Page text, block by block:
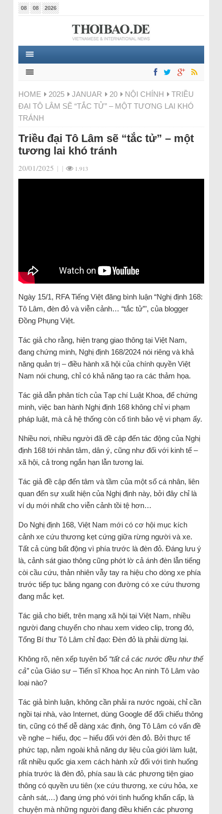
08 08 2026
HOME 2025 JANUAR 20 NỘI CHÍNH
TRIỀU
ĐẠI TÔ LÂM SẼ “TẮC TỬ” – MỘT TƯƠNG LAI KHÓ
TRÁNH
Triều đại Tô Lâm sẽ “tắc tử” – một
tương lai khó tránh
20/01/2025 | | 1.913
Ngày 15/1, RFA Tiếng Việt đăng bình luận “Nghị định 168:
Tô Lâm, đèn đỏ và viễn cảnh… “tắc tử”’, của blogger
Đồng Phụng Việt.
Tác giả cho rằng, hiện trạng giao thông tại Việt Nam,
đang chứng minh, Nghị định 168/2024 nói riêng và khả
năng quản trị – điều hành xã hội của chính quyền Việt
Nam nói chung, chỉ có khả năng tạo ra các thảm họa.
Tác giả dẫn phân tích của Tạp chí Luật Khoa, để chứng
minh, việc ban hành Nghị định 168 không chỉ vi phạm
pháp luật, mà cả hệ thống còn cố tình bảo vệ vi phạm ấy.
Nhiều nơi, nhiều người đã đề cập đến tác động của Nghị
định 168 tới nhân tâm, dân ý, cũng như đối với kinh tế –
xã hội, cả trong ngắn hạn lẫn tương lai.
Tác giả đề cập đến tâm và tầm của một số cá nhân, liên
quan đến sự xuất hiện của Nghị định này, bởi đây chỉ là
ví dụ mới nhất cho viễn cảnh tồi tệ hơn…
Do Nghị định 168, Việt Nam mới có cơ hội mục kích
cảnh xe cứu thương kẹt cứng giữa rừng người và xe.
Tất cả cùng bất động vì phía trước là đèn đỏ. Đáng lưu ý
là, cảnh sát giao thông cũng phớt lờ cả ánh đèn lẫn tiếng
còi cầu cứu, thản nhiên vẫy tay ra hiệu cho dòng xe phía
trước tiếp tục băng ngang con đường có xe cứu thương
đang mắc kẹt.
Tác giả cho biết, trên mạng xã hội tại Việt Nam, nhiều
người đang chuyển cho nhau xem video clip, trong đó,
Tổng Bí thư Tô Lâm chỉ đạo: Đèn đỏ là phải dừng lại.
Không rõ, nên xếp tuyên bố “tất cả các nước đều như thế
cả”của Giáo sư – Tiến sĩ Khoa học An ninh Tô Lâm vào
loại nào?
Tác giả bình luận, không cần phải ra nước ngoài, chỉ cần
ngồi tại nhà, vào Internet, dùng Google để đối chiếu thông
tin, cũng có thể dễ dàng xác định, ông Tô Lâm có vấn đề
về nghe – hiểu, đọc – hiểu đối với đèn đỏ. Bởi thực tế
phức tạp, nằm ngoài khả năng dự liệu của giới làm luật,
rất nhiều quốc gia xem cách hành xử đối với tình huống
phía trước là đèn đỏ, phía sau là các phương tiện giao
thông có quyền ưu tiên (xe cứu thương, xe cứu hỏa, xe
cảnh sát,…) đang ứng phó với tình huống khẩn cấp, là
chuyện mà những người đang điều khiển các phương